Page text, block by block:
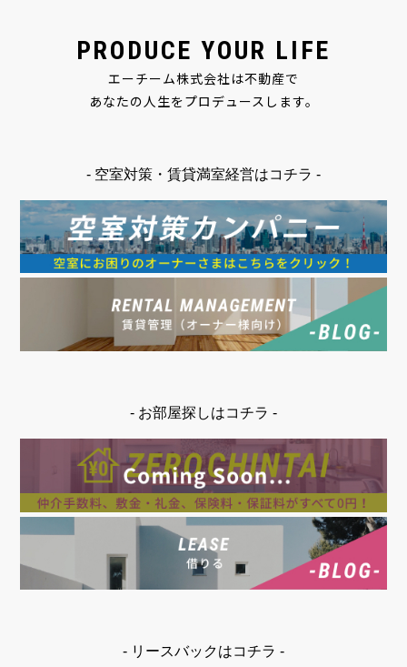
PRODUCE YOUR LIFE
エーチーム株式会社は不動産で
あなたの人生をプロデュースします。
- 空室対策・賃貸満室経営はコチラ -
- お部屋探しはコチラ -
- リースバックはコチラ -